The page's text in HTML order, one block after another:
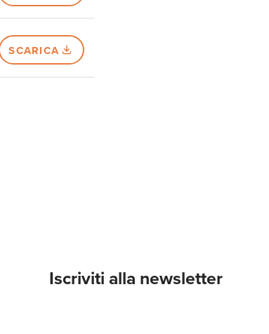
SCARICA
Iscriviti alla newsletter